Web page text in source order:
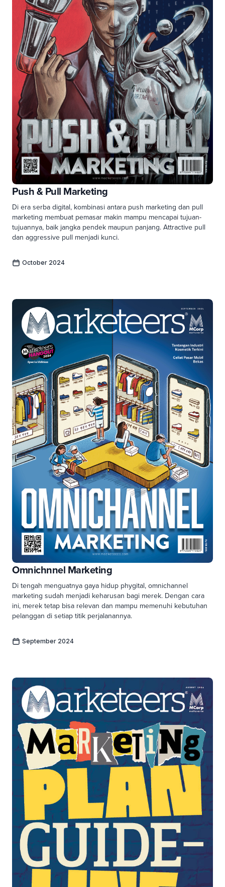
Push & Pull Marketing
Di era serba digital, kombinasi antara push marketing dan pull
marketing membuat pemasar makin mampu mencapai tujuan-
tujuannya, baik jangka pendek maupun panjang. Attractive pull
dan aggressive pull menjadi kunci.
October 2024
Omnichnnel Marketing
Di tengah menguatnya gaya hidup phygital, omnichannel
marketing sudah menjadi keharusan bagi merek. Dengan cara
ini, merek tetap bisa relevan dan mampu memenuhi kebutuhan
pelanggan di setiap titik perjalanannya.
September 2024